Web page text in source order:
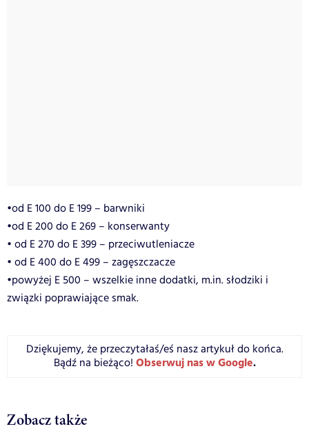
•od E 100 do E 199 – barwniki
•od E 200 do E 269 – konserwanty
• od E 270 do E 399 – przeciwutleniacze
• od E 400 do E 499 – zagęszczacze
•powyżej E 500 – wszelkie inne dodatki, m.in. słodziki i
związki poprawiające smak.
Dziękujemy, że przeczytałaś/eś nasz artykuł do końca.
Bądź na bieżąco! Obserwuj nas w Google.
Zobacz także